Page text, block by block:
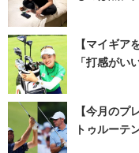
【マイギ
「打感がい
【今月のプ
トゥルーテ